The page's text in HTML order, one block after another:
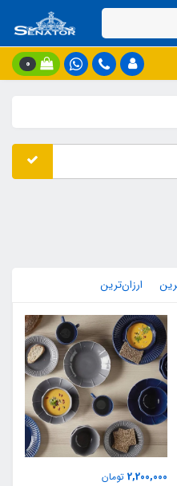
0
ارزان‌ترین
2,200,000 تومان